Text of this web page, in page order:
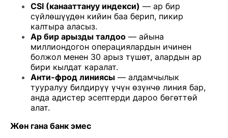
CSI (канааттануу индекси) — ар бир
сүйлөшүүдөн кийин баа берип, пикир
калтыра аласыз.
Ар бир арызды талдоо — айына
миллиондогон операциялардын ичинен
болжол менен 30 арыз түшөт, алардын ар
бири кылдат каралат.
Анти-фрод линиясы — алдамчылык
тууралуу билдирүү үчүн өзүнчө линия бар,
анда адистер эсептерди дароо бөгөттөй
алат.
Жөн гана банк эмес